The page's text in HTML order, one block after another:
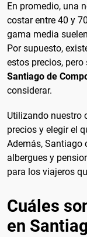
En promedio, una
costar entre 40 y
gama media
Por supuesto,
estos precios,
Santiago de
considerar.
Utilizando nuestro
precios y elegir el
Además, Santiago
albergues y
para los viajeros
Cuáles
en